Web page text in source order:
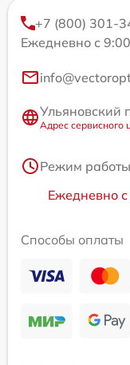
+7 (800) 301-
Ежедневно с
Ульяновский
Адрес сервисного
Режим
Ежедневно
Способы оплаты